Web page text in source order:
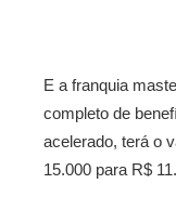
E a franquia
completo de
acelerado, terá o
15.000 para R$